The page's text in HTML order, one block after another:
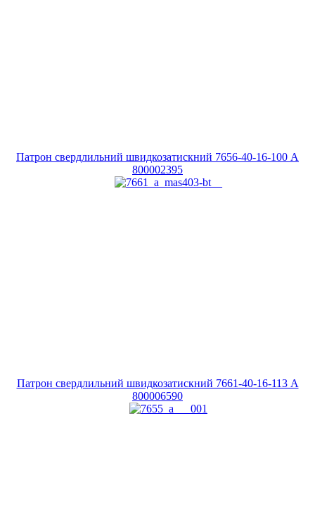
Патрон свердлильний швидкозатискний 7656-40-16-100 A
800002395
Патрон свердлильний швидкозатискний 7661-40-16-113 A
800006590